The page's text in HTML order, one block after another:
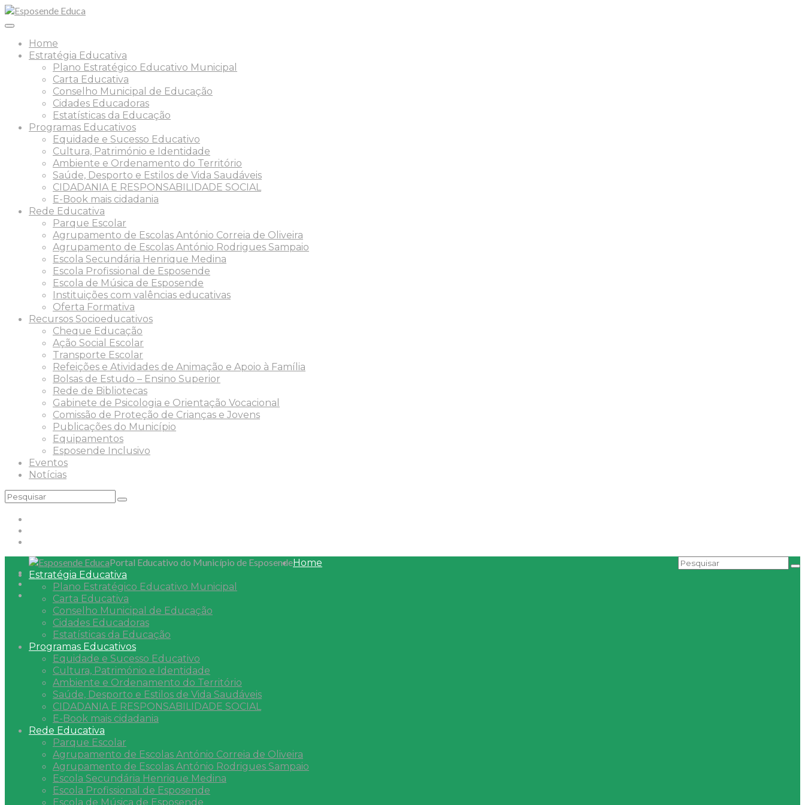
Home
Estratégia Educativa
Plano Estratégico Educativo Municipal
Carta Educativa
Conselho Municipal de Educação
Cidades Educadoras
Estatísticas da Educação
Programas Educativos
Equidade e Sucesso Educativo
Cultura, Património e Identidade
Ambiente e Ordenamento do Território
Saúde, Desporto e Estilos de Vida Saudáveis
CIDADANIA E RESPONSABILIDADE SOCIAL
E-Book mais cidadania
Rede Educativa
Parque Escolar
Agrupamento de Escolas António Correia de Oliveira
Agrupamento de Escolas António Rodrigues Sampaio
Escola Secundária Henrique Medina
Escola Profissional de Esposende
Escola de Música de Esposende
Instituições com valências educativas
Oferta Formativa
Recursos Socioeducativos
Cheque Educação
Ação Social Escolar
Transporte Escolar
Refeições e Atividades de Animação e Apoio à Família
Bolsas de Estudo – Ensino Superior
Rede de Bibliotecas
Gabinete de Psicologia e Orientação Vocacional
Comissão de Proteção de Crianças e Jovens
Publicações do Município
Equipamentos
Esposende Inclusivo
Eventos
Notícias
Portal Educativo do Município de EsposendeHome
Estratégia Educativa
Plano Estratégico Educativo Municipal
Carta Educativa
Conselho Municipal de Educação
Cidades Educadoras
Estatísticas da Educação
Programas Educativos
Equidade e Sucesso Educativo
Cultura, Património e Identidade
Ambiente e Ordenamento do Território
Saúde, Desporto e Estilos de Vida Saudáveis
CIDADANIA E RESPONSABILIDADE SOCIAL
E-Book mais cidadania
Rede Educativa
Parque Escolar
Agrupamento de Escolas António Correia de Oliveira
Agrupamento de Escolas António Rodrigues Sampaio
Escola Secundária Henrique Medina
Escola Profissional de Esposende
Escola de Música de Esposende